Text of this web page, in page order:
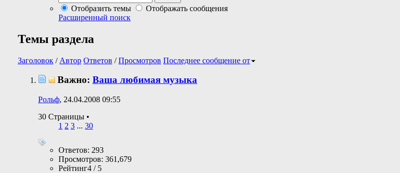
Отобразить темы
Отображать сообщения
Расширенный поиск
Темы раздела
Заголовок / Автор Ответов /Просмотров Последнее сообщение от
Важно: Ваша любимая музыка
Рольф, 24.04.2008 09:55
30 Страницы •
1 2 3 ... 30
Ответов: 293
Просмотров: 361,679
Рейтинг4 / 5